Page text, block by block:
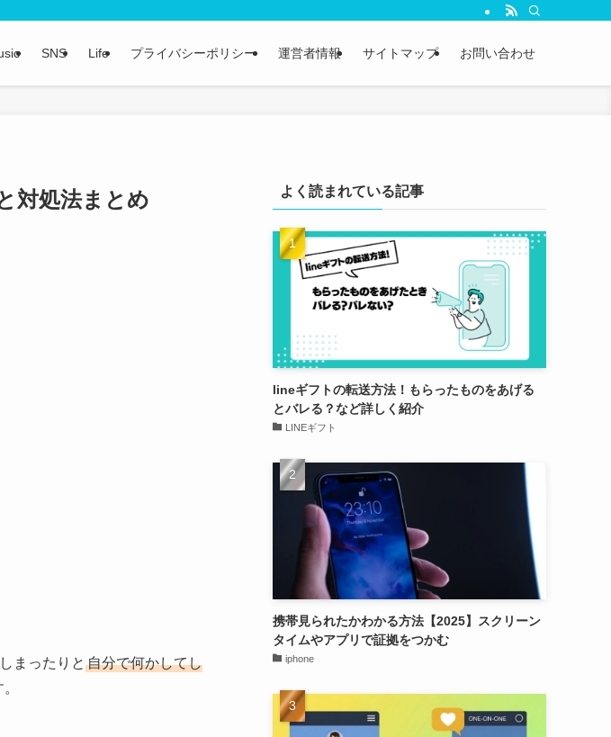
SNS Life プライバシーポリシー 運営者情報 サイトマップ お問い合わせ
対処法まとめ
まったりと 自分で何かしてし
よく読まれている記事
lineギフトの転送方法！もらったものをあげる
とバレる？など詳しく紹介
LINEギフト
携帯見られたかわかる方法【2025】スクリーン
タイムやアプリで証拠をつかむ
iphone